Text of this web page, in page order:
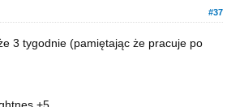
#37
3 tygodnie (pamiętając że pracuje po